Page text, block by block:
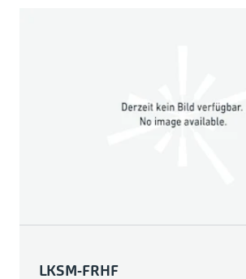
LKSM-FRHF